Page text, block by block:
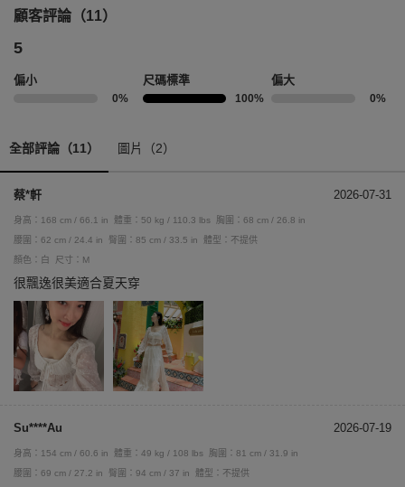
顧客評論（11）
5
偏小
0%
尺碼標準
100%
偏大
0%
全部評論（11） 圖片（2）
蔡*軒 2026-07-31
身高：168 cm / 66.1 in 體重：50 kg / 110.3 lbs
胸圍：68 cm / 26.8 in
腰圍：62 cm / 24.4 in
臀圍：85 cm / 33.5 in
體型：不提供
顏色：白
尺寸：M
很飄逸很美適合夏天穿
Su****Au 2026-07-19
身高：154 cm / 60.6 in 體重：49 kg / 108 lbs
胸圍：81 cm / 31.9 in
腰圍：69 cm / 27.2 in
臀圍：94 cm / 37 in
體型：不提供